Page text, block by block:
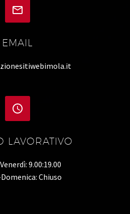


EMAIL


LAVORATIVO
9.00:19.00
Chiuso